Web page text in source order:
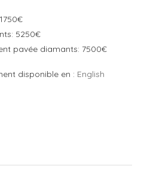
5250€
pavée diamants: 7500€
disponible en : English